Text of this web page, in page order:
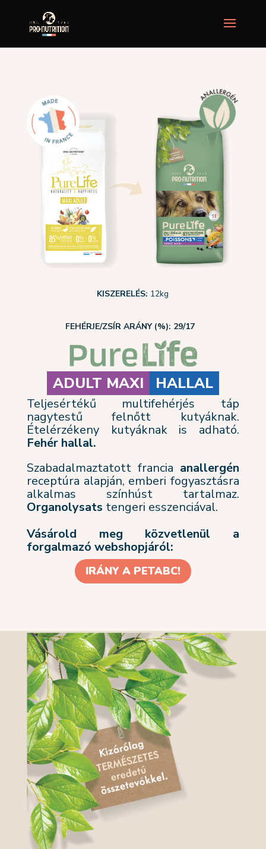
KISZERELÉS: 12kg
FEHÉRJE/ZSÍR ARÁNY (%): 29/17
ADULT MAXI HALLAL
Teljesértékű multifehérjés táp
nagytestű felnőtt kutyáknak.
Ételérzékeny kutyáknak is adható.
Fehér hallal.
Szabadalmaztatott francia anallergén
receptúra alapján, emberi fogyasztásra
alkalmas színhúst tartalmaz.
Organolysats tengeri esszenciával.
Vásárold meg közvetlenül a
forgalmazó webshopjáról:
IRÁNY A PETABC!